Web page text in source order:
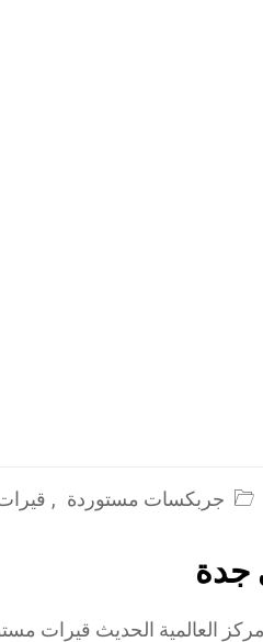
جربكسات مستوردة ,
جدة
العالمية الحديث قيرات